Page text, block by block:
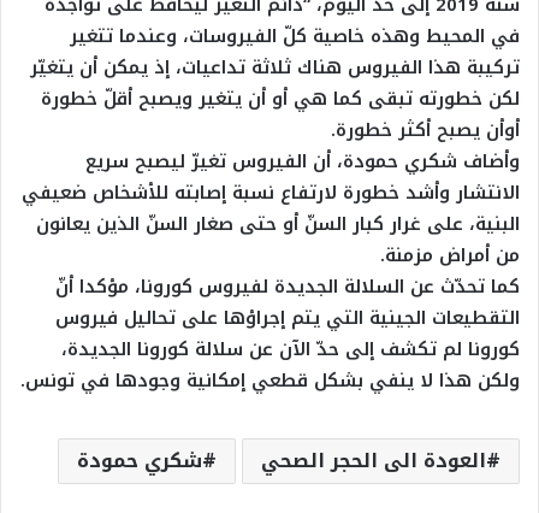
في المحيط وهذه خاصية كلّ الفيروسات، وعندما تتغير
تركيبة هذا الفيروس هناك ثلاثة تداعيات، إذ يمكن أن يتغيّر
لكن خطورته تبقى كما هي أو أن يتغير ويصبح أقلّ خطورة
أوأن يصبح أكثر خطورة.
وأضاف شكري حمودة، أن الفيروس تغيرّ ليصبح سريع
الانتشار وأشد خطورة لارتفاع نسبة إصابته للأشخاص ضعيفي
البنية، على غرار كبار السنّ أو حتى صغار السنّ الذين يعانون
من أمراض مزمنة.
كما تحدّث عن السلالة الجديدة لفيروس كورونا، مؤكدا أنّ
التقطيعات الجينية التي يتم إجراؤها على تحاليل فيروس
كورونا لم تكشف إلى حدّ الآن عن سلالة كورونا الجديدة،
ولكن هذا لا ينفي بشكل قطعي إمكانية وجودها في تونس.
العودة الى الحجر الصحي شكري حمودة